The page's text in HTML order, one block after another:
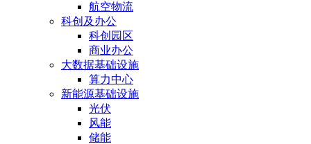
航空物流
科创及办公
科创园区
商业办公
大数据基础设施
算力中心
新能源基础设施
光伏
风能
储能